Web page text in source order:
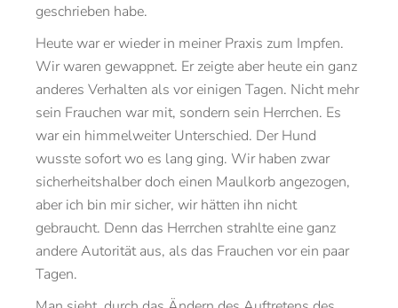
geschrieben habe.
Heute war er wieder in meiner Praxis zum Impfen.
Wir waren gewappnet. Er zeigte aber heute ein ganz
anderes Verhalten als vor einigen Tagen. Nicht mehr
sein Frauchen war mit, sondern sein Herrchen. Es
war ein himmelweiter Unterschied. Der Hund
wusste sofort wo es lang ging. Wir haben zwar
sicherheitshalber doch einen Maulkorb angezogen,
aber ich bin mir sicher, wir hätten ihn nicht
gebraucht. Denn das Herrchen strahlte eine ganz
andere Autorität aus, als das Frauchen vor ein paar
Tagen.